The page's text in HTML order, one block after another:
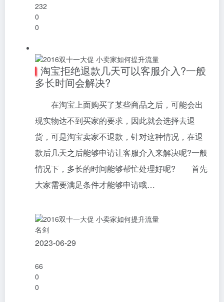
232
0
0
淘宝拒绝退款几天可以客服介入?一般
多长时间会解决?
在淘宝上面购买了某些商品之后，可能会出
现实物达不到买家的要求，因此就会选择去退
货，可是淘宝卖家不退款，针对这种情况，在退
款后几天之后能够申请让客服介入来解决呢?一般
情况下，多长的时间能够帮忙处理好呢? 首先
大家需要满足条件才能够申请哦…
名剑
2023-06-29
66
0
0